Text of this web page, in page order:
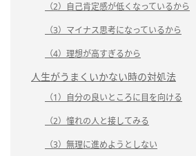
（2）自己肯定感が低くなっているから
（3）マイナス思考になっているから
（4）理想が高すぎるから
人生がうまくいかない時の対処法
（1）自分の良いところに目を向ける
（2）憧れの人と接してみる
（3）無理に進めようとしない